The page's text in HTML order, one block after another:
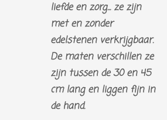
liefde en zorg... ze zijn
met en zonder
edelstenen verkrijgbaar.
De maten verschillen ze
zijn tussen de 30 en 45
cm lang en liggen fijn in
de hand.